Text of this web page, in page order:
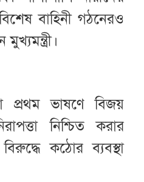
বাহিনী গঠনেরও
ভাষণে বিজয়
নিশ্চিত করার
কঠোর ব্যবস্থা